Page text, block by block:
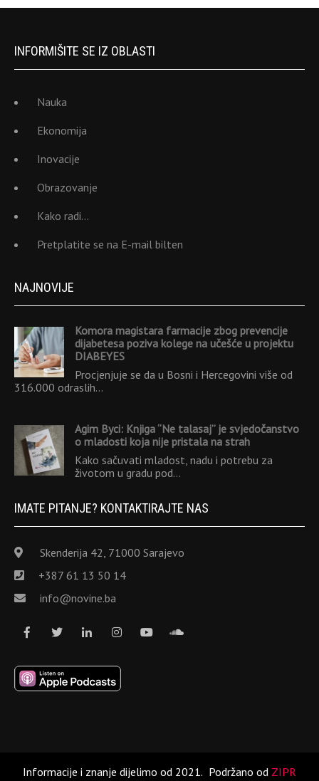
INFORMIŠITE SE IZ OBLASTI
Nauka
Ekonomija
Inovacije
Obrazovanje
Kako radi…
Pretplatite se na E-mail bilten
NAJNOVIJE
Komora magistara farmacije zbog prevencije
dijabetesa poziva kolege na učešće u projektu
DIABEYES
Procjenjuje se da u Bosni i Hercegovini više od
316.000 odraslih…
Agim Byci: Knjiga “Ne talasaj” je svjedočanstvo
o mladosti koja nije pristala na strah
Kako sačuvati mladost, nadu i potrebu za
životom u gradu pod…
IMATE PITANJE? KONTAKTIRAJTE NAS
Skenderija 42, 71000 Sarajevo
+387 61 13 50 14
info@novine.ba
Informacije i znanje dijelimo od 2021. Podržano od ZIPR